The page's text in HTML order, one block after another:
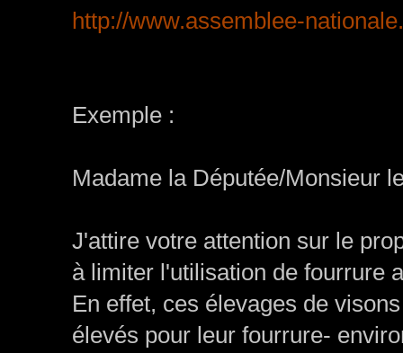
http://www.assemblee-
Exemple :
Madame la Députée/Monsieur
J'attire votre attention sur le
à limiter l'utilisation de fourrure
En effet, ces élevages de
élevés pour leur fourrure-